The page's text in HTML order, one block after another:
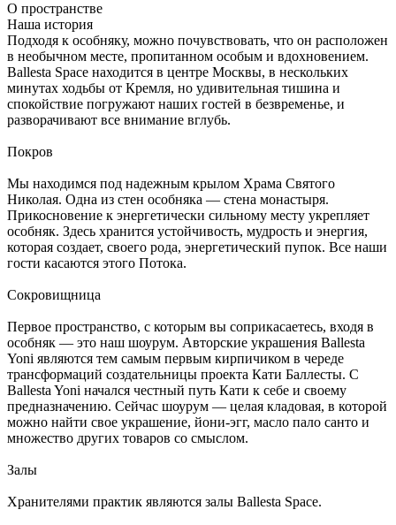
О пространстве
Наша история
Подходя к особняку, можно почувствовать, что он расположен
в необычном месте, пропитанном особым и вдохновением.
Ballesta Space находится в центре Москвы, в нескольких
минутах ходьбы от Кремля, но удивительная тишина и
спокойствие погружают наших гостей в безвременье, и
разворачивают все внимание вглубь.
Покров
Мы находимся под надежным крылом Храма Святого
Николая. Одна из стен особняка — стена монастыря.
Прикосновение к энергетически сильному месту укрепляет
особняк. Здесь хранится устойчивость, мудрость и энергия,
которая создает, своего рода, энергетический пупок. Все наши
гости касаются этого Потока.
Сокровищница
Первое пространство, с которым вы соприкасаетесь, входя в
особняк — это наш шоурум. Авторские украшения Ballesta
Yoni являются тем самым первым кирпичиком в череде
трансформаций создательницы проекта Кати Баллесты. С
Ballesta Yoni начался честный путь Кати к себе и своему
предназначению. Сейчас шоурум — целая кладовая, в которой
можно найти свое украшение, йони-эгг, масло пало санто и
множество других товаров со смыслом.
Залы
Хранителями практик являются залы Ballesta Space.